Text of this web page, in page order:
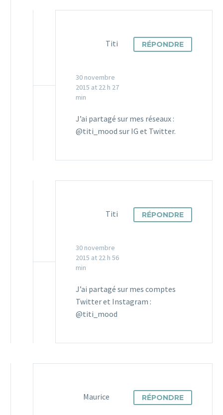
Titi
30 novembre
2015 at 22 h 27
min
RÉPONDRE
J’ai partagé sur mes réseaux :
@titi_mood sur IG et Twitter.
Titi
30 novembre
2015 at 22 h 56
min
RÉPONDRE
J’ai partagé sur mes comptes
Twitter et Instagram :
@titi_mood
Maurice RÉPONDRE